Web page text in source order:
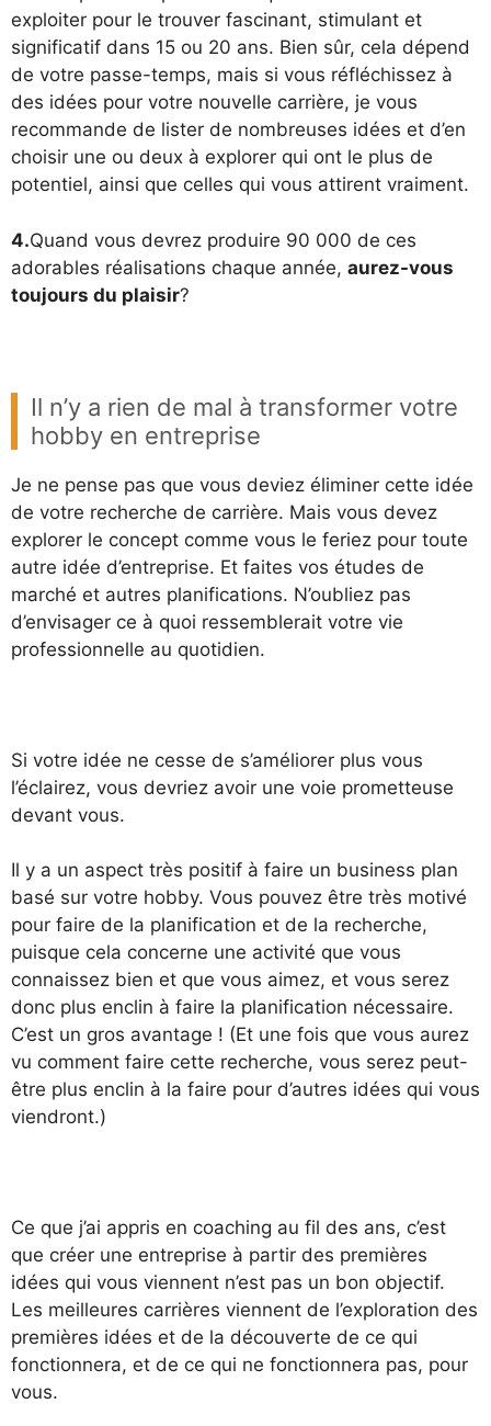
exploiter pour le trouver fascinant, stimulant et
significatif dans 15 ou 20 ans. Bien sûr, cela dépend
de votre passe-temps, mais si vous réfléchissez à
des idées pour votre nouvelle carrière, je vous
recommande de lister de nombreuses idées et d’en
choisir une ou deux à explorer qui ont le plus de
potentiel, ainsi que celles qui vous attirent vraiment.
4.Quand vous devrez produire 90 000 de ces
adorables réalisations chaque année, aurez-vous
toujours du plaisir?
Il n’y a rien de mal à transformer votre
hobby en entreprise
Je ne pense pas que vous deviez éliminer cette idée
de votre recherche de carrière. Mais vous devez
explorer le concept comme vous le feriez pour toute
autre idée d’entreprise. Et faites vos études de
marché et autres planifications. N’oubliez pas
d’envisager ce à quoi ressemblerait votre vie
professionnelle au quotidien.
Si votre idée ne cesse de s’améliorer plus vous
l’éclairez, vous devriez avoir une voie prometteuse
devant vous.
Il y a un aspect très positif à faire un business plan
basé sur votre hobby. Vous pouvez être très motivé
pour faire de la planification et de la recherche,
puisque cela concerne une activité que vous
connaissez bien et que vous aimez, et vous serez
donc plus enclin à faire la planification nécessaire.
C’est un gros avantage ! (Et une fois que vous aurez
vu comment faire cette recherche, vous serez peut-
être plus enclin à la faire pour d’autres idées qui vous
viendront.)
Ce que j’ai appris en coaching au fil des ans, c’est
que créer une entreprise à partir des premières
idées qui vous viennent n’est pas un bon objectif.
Les meilleures carrières viennent de l’exploration des
premières idées et de la découverte de ce qui
fonctionnera, et de ce qui ne fonctionnera pas, pour
vous.